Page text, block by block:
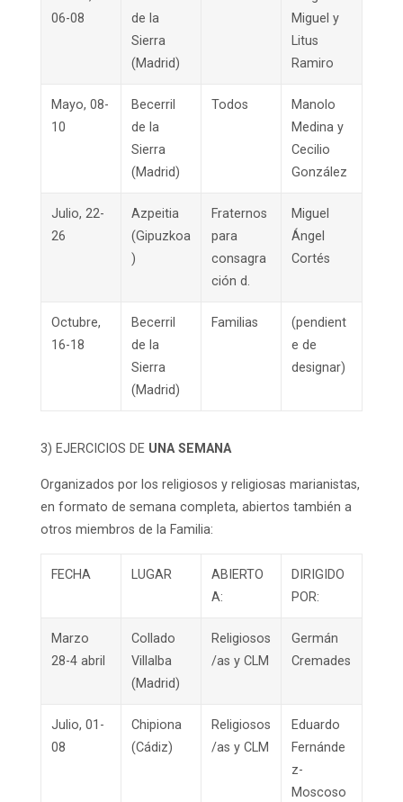
06-08
de la
Sierra
(Madrid)
Miguel y
Litus
Ramiro
Mayo, 08-
10
Becerril
de la
Sierra
(Madrid)
Todos
Manolo
Medina y
Cecilio
González
Julio, 22-
26
Azpeitia
(Gipuzkoa
)
Fraternos
para
consagra
ción d.
Miguel
Ángel
Cortés
Octubre,
16-18
Becerril
de la
Sierra
(Madrid)
Familias
(pendient
e de
designar)
3) EJERCICIOS DE UNA SEMANA
Organizados por los religiosos y religiosas marianistas,
en formato de semana completa, abiertos también a
otros miembros de la Familia:
FECHA LUGAR
ABIERTO
A:
DIRIGIDO
POR:
Marzo
28-4 abril
Collado
Villalba
(Madrid)
Religiosos
/as y CLM
Germán
Cremades
Julio, 01-
08
Chipiona
(Cádiz)
Religiosos
/as y CLM
Eduardo
Fernánde
z-
Moscoso